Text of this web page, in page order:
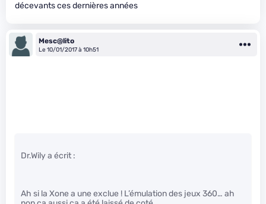
décevants ces dernières années
Mesc@lito
Le 10/01/2017 à 10h51
Dr.Wily a écrit :
Ah si la Xone a une exclue ! L’émulation des jeux 360… ah